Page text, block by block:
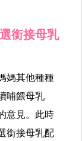
銜接母乳
媽其他種種
哺餵母乳
意見。此時
銜接母乳配